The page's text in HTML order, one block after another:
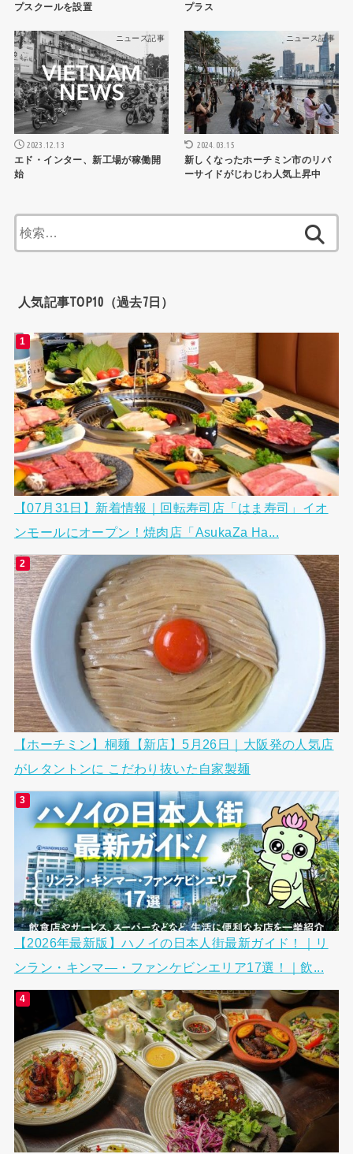
プスクールを設置
プラス
ニュース記事
2023.12.13
エド・インター、新工場が稼働開
始
ニュース記事
2024.03.15
新しくなったホーチミン市のリバ
ーサイドがじわじわ人気上昇中
索:
人気記事TOP10（過去7日）
【07月31日】新着情報｜回転寿司店「はま寿司」イオ
ンモールにオープン！焼肉店「AsukaZa Ha...
【ホーチミン】桐麺【新店】5月26日｜大阪発の人気店
がレタントンに こだわり抜いた自家製麺
【2026年最新版】ハノイの日本人街最新ガイド！｜リ
ンラン・キンマ―・ファンケビンエリア17選！｜飲...